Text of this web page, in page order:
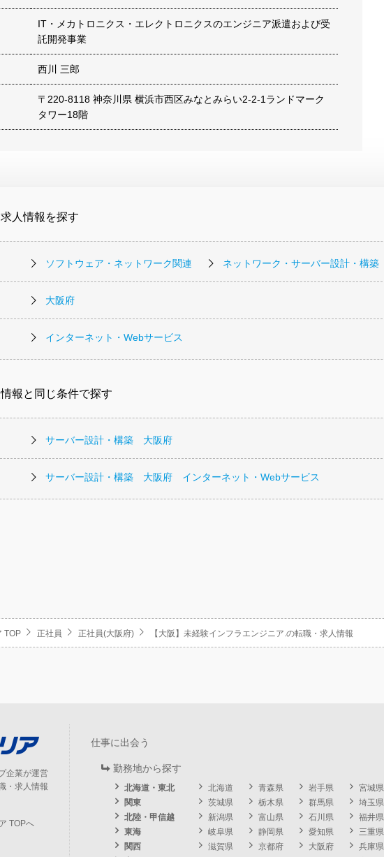
IT・メカトロニクス・エレクトロニクスのエンジニア派遣および受
託開発事業
西川 三郎
〒220-8118 神奈川県 横浜市西区みなとみらい2-2-1ランドマーク
タワー18階
人情報を探す
ソフトウェア・ネットワーク関連 ネットワーク・サーバー設計・構築
大阪府
インターネット・Webサービス
報と同じ条件で探す
サーバー設計・構築 大阪府
サーバー設計・構築 大阪府 インターネット・Webサービス
TOP 正社員 正社員(大阪府) 【大阪】未経験インフラエンジニア.の転職・求人情報
企業が運営
・求人情報
TOPへ
仕事に出会う
勤務地から探す
北海道・東北 北海道 青森県 岩手県 宮城県
関東
茨城県 栃木県 群馬県 埼玉県
北陸・甲信越
新潟県 富山県 石川県 福井県
東海
岐阜県 静岡県 愛知県
三重県
関西
滋賀県 京都府 大阪府 兵庫県